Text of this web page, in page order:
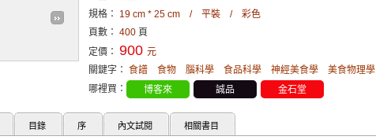
規格： 19 cm * 25 cm / 平裝 / 彩色
頁數： 400 頁
定價： 900 元
關鍵字： 食譜 食物 腦科學 食品科學 神經美食學
美食物理學
哪裡買：
博客來 誠品 金石堂
目錄 序 內文試閱 相關書目